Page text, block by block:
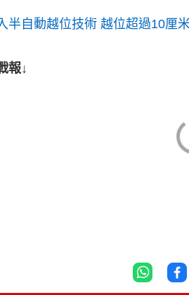
半自動越位技術 越位超過10厘
報↓